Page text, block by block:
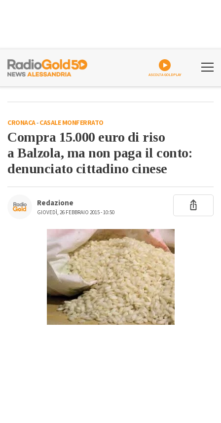
ASCOLTA GOLDPLAY
CRONACA-CASALE MONFERRATO
Compra 15.000 euro di riso
a Balzola, ma non paga il conto:
denunciato cittadino cinese
Redazione
GIOVEDÌ, 26 FEBBRAIO 2015 - 10:50